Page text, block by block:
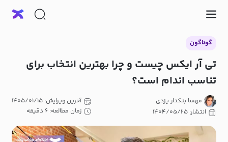
گوناگون
تی آر ایکس چیست و چرا بهترین انتخاب برای
تناسب اندام است؟
مهسا بنکدار یزدی
انتشار: ۱۴۰۴/۰۵/۲۵
آخرین ویرایش: ۱۴۰۵/۰۱/۱۵
زمان مطالعه: ۶ دقیقه